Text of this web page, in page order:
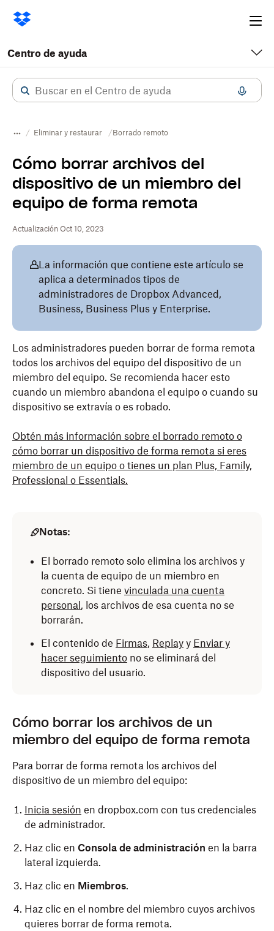
Centro de ayuda
Eliminar y restaurar Borrado remoto
Cómo borrar archivos del
dispositivo de un miembro del
equipo de forma remota
Actualización Oct 10, 2023
La información que contiene este artículo se
aplica a determinados tipos de
administradores de Dropbox Advanced,
Business, Business Plus y Enterprise.
Los administradores pueden borrar de forma remota
todos los archivos del equipo del dispositivo de un
miembro del equipo. Se recomienda hacer esto
cuando un miembro abandona el equipo o cuando su
dispositivo se extravía o es robado.
Obtén más información sobre el borrado remoto o
cómo borrar un dispositivo de forma remota si eres
miembro de un equipo o tienes un plan Plus, Family,
Professional o Essentials.
Notas:
El borrado remoto solo elimina los archivos y
la cuenta de equipo de un miembro en
concreto. Si tiene vinculada una cuenta
personal , los archivos de esa cuenta no se
borrarán.
El contenido de Firmas, Replay y Enviar y
hacer seguimiento no se eliminará del
dispositivo del usuario.
Cómo borrar los archivos de un
miembro del equipo de forma remota
Para borrar de forma remota los archivos del
dispositivo de un miembro del equipo:
Inicia sesión en dropbox.com con tus credenciales
de administrador.
Haz clic en Consola de administración en la barra
lateral izquierda.
Haz clic en Miembros.
Haz clic en el nombre del miembro cuyos archivos
quieres borrar de forma remota.